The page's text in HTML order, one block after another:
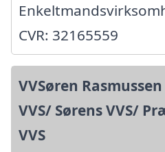
CVR: 32165559
VVSøren
VVS/ Sørens VVS/
VVS